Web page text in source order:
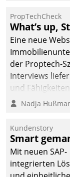
PropTechCheck
What’s up,
Eine neue
der Proptech-
Interviews
und Fähigkeiten.
Nadja
Kundenstory
Smart
Mit neuen SAP-
integrierten